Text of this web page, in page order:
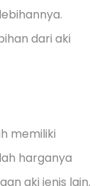
dari aki
memiliki
harganya
aki jenis lain.